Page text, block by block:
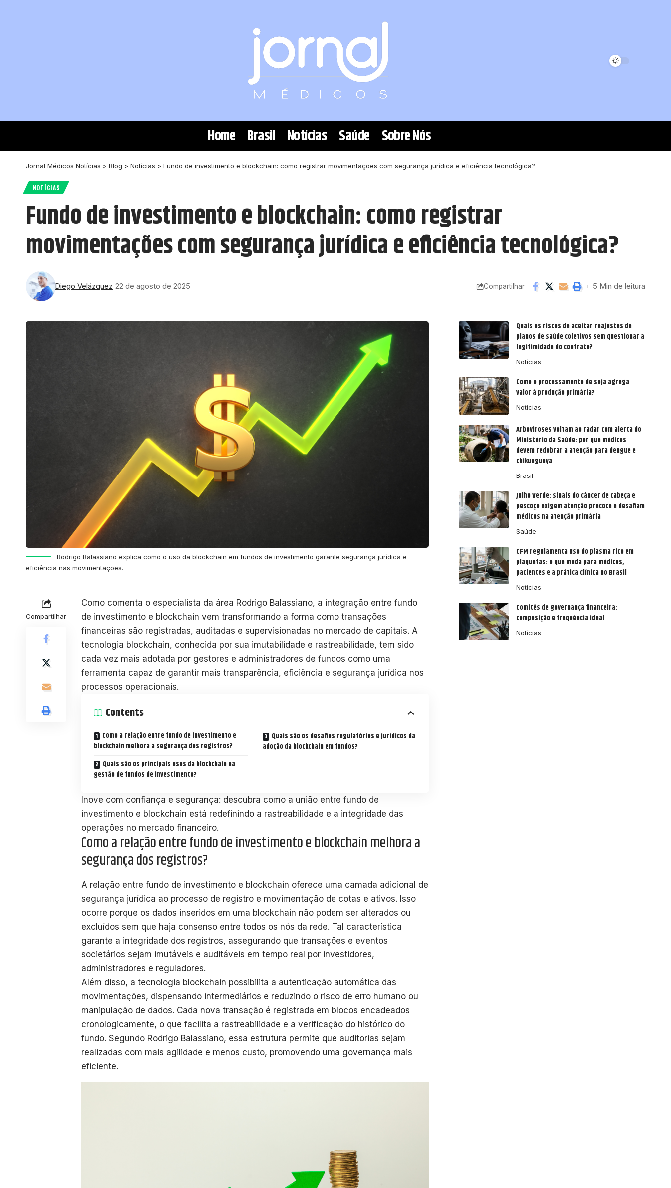
Home Brasil Notícias Saúde Sobre Nós
Jornal Médicos Notícias > Blog > Notícias > Fundo de investimento e blockchain: como registrar movimentações com segurança jurídica e eficiência tecnológica?
NOTÍCIAS
Fundo de investimento e blockchain: como registrar
movimentações com segurança jurídica e eficiência tecnológica?
Diego Velázquez 22 de agosto de 2025 Compartilhar 5 Min de leitura
Rodrigo Balassiano explica como o uso da blockchain em fundos de investimento garante segurança jurídica e
eficiência nas movimentações.
Compartilhar
Como comenta o especialista da área Rodrigo Balassiano, a integração entre fundo
de investimento e blockchain vem transformando a forma como transações
financeiras são registradas, auditadas e supervisionadas no mercado de capitais. A
tecnologia blockchain, conhecida por sua imutabilidade e rastreabilidade, tem sido
cada vez mais adotada por gestores e administradores de fundos como uma
ferramenta capaz de garantir mais transparência, eficiência e segurança jurídica nos
processos operacionais.
Contents
Como a relação entre fundo de investimento e
blockchain melhora a segurança dos registros?
Quais são os principais usos da blockchain na
gestão de fundos de investimento?
Quais são os desafios regulatórios e jurídicos da
adoção da blockchain em fundos?
Inove com confiança e segurança: descubra como a união entre fundo de
investimento e blockchain está redefinindo a rastreabilidade e a integridade das
operações no mercado financeiro.
Como a relação entre fundo de investimento e blockchain melhora a
segurança dos registros?
A relação entre fundo de investimento e blockchain oferece uma camada adicional de
segurança jurídica ao processo de registro e movimentação de cotas e ativos. Isso
ocorre porque os dados inseridos em uma blockchain não podem ser alterados ou
excluídos sem que haja consenso entre todos os nós da rede. Tal característica
garante a integridade dos registros, assegurando que transações e eventos
societários sejam imutáveis e auditáveis em tempo real por investidores,
administradores e reguladores.
Além disso, a tecnologia blockchain possibilita a autenticação automática das
movimentações, dispensando intermediários e reduzindo o risco de erro humano ou
manipulação de dados. Cada nova transação é registrada em blocos encadeados
cronologicamente, o que facilita a rastreabilidade e a verificação do histórico do
fundo. Segundo Rodrigo Balassiano, essa estrutura permite que auditorias sejam
realizadas com mais agilidade e menos custo, promovendo uma governança mais
eficiente.
Quais os riscos de aceitar reajustes de
planos de saúde coletivos sem questionar a
legitimidade do contrato?
Notícias
Como o processamento de soja agrega
valor à produção primária?
Notícias
Arboviroses voltam ao radar com alerta do
Ministério da Saúde: por que médicos
devem redobrar a atenção para dengue e
chikungunya
Brasil
Julho Verde: sinais do câncer de cabeça e
pescoço exigem atenção precoce e desafiam
médicos na atenção primária
Saúde
CFM regulamenta uso do plasma rico em
plaquetas: o que muda para médicos,
pacientes e a prática clínica no Brasil
Notícias
Comitês de governança financeira:
composição e frequência ideal
Notícias